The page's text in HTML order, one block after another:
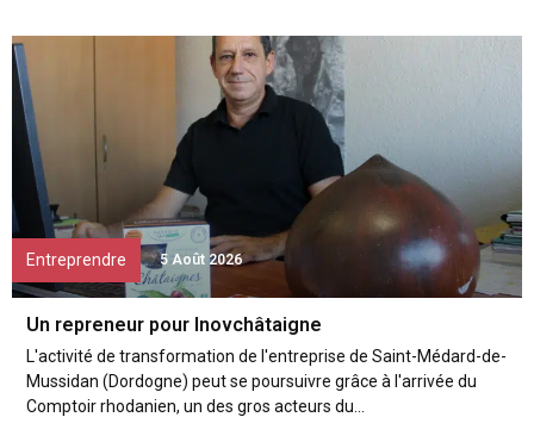
Entreprendre 5 Août 2026
Un repreneur pour Inovchâtaigne
L'activité de transformation de l'entreprise de Saint-Médard-de-
Mussidan (Dordogne) peut se poursuivre grâce à l'arrivée du
Comptoir rhodanien, un des gros acteurs du...